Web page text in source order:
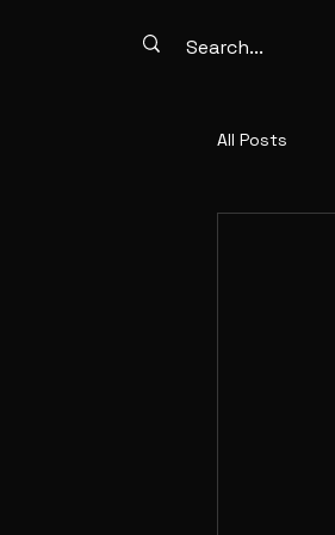
All Posts